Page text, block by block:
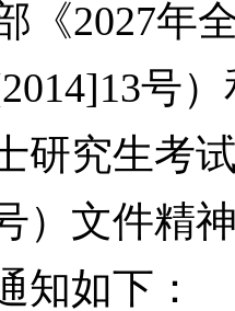
《2027年
号
研究生考
号）文件
知如下：